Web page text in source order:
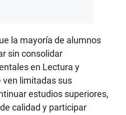
la mayoría de alumnos
sin consolidar
en Lectura y
ven limitadas sus
estudios superiores,
calidad y participar